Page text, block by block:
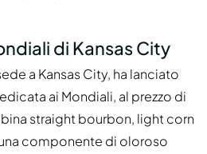
di Kansas City
a Kansas City, ha lanciato
ai Mondiali, al prezzo di
straight bourbon, light corn
componente di oloroso